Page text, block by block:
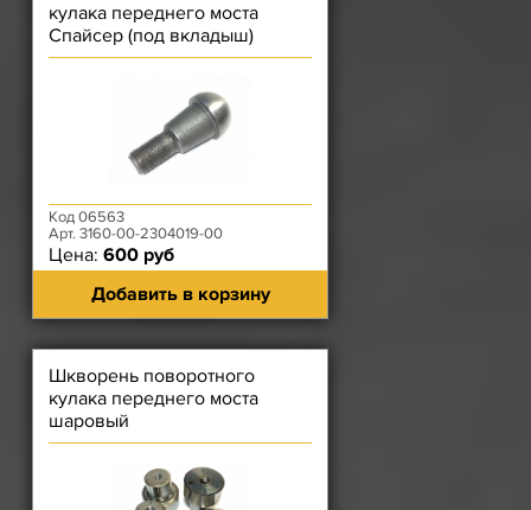
кулака переднего моста
Спайсер (под вкладыш)
Код 06563
Арт. 3160-00-2304019-00
Цена: 600 руб
Добавить в корзину
Шкворень поворотного
кулака переднего моста
шаровый